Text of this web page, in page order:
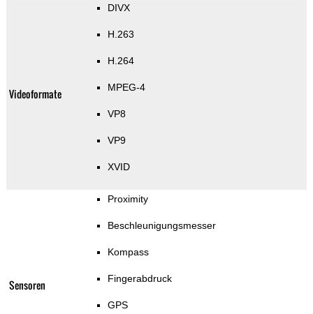
Videoformate
DIVX
H.263
H.264
MPEG-4
VP8
VP9
XVID
Sensoren
Proximity
Beschleunigungsmesser
Kompass
Fingerabdruck
GPS